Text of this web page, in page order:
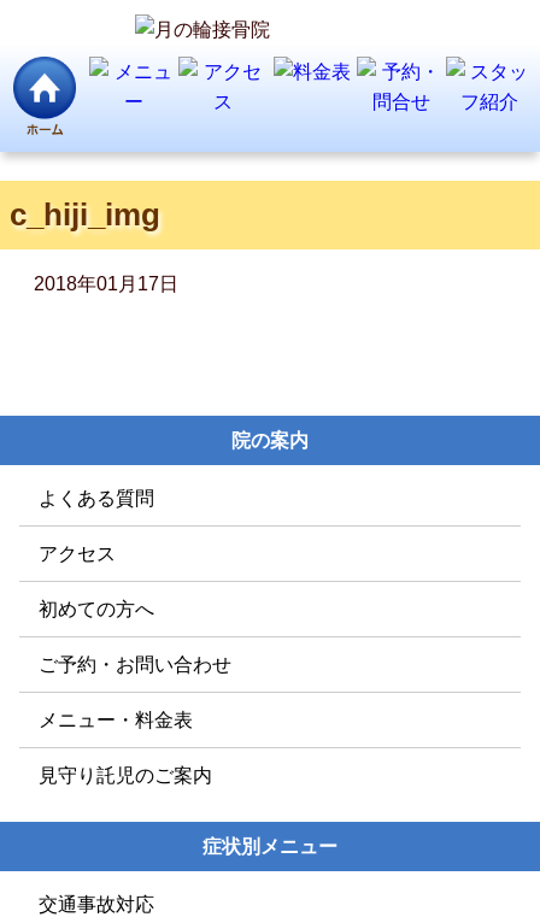
c_hiji_img
2018年01月17日
院の案内
よくある質問
アクセス
初めての方へ
ご予約・お問い合わせ
メニュー・料金表
見守り託児のご案内
症状別メニュー
交通事故対応